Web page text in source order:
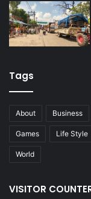
Tags
About Business
Games Life Style
World
VISITOR